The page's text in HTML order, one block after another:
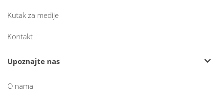
Kutak za medije
Kontakt
Upoznajte nas
O nama